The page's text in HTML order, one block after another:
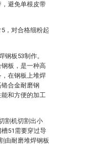
避免单根皮带
，对合格细粉起
钢板53制作。
板，是一种高
在钢板上堆焊
合金耐磨钢
和方便的加工
割机切割出小
51需要穿过导
由耐磨堆焊钢板